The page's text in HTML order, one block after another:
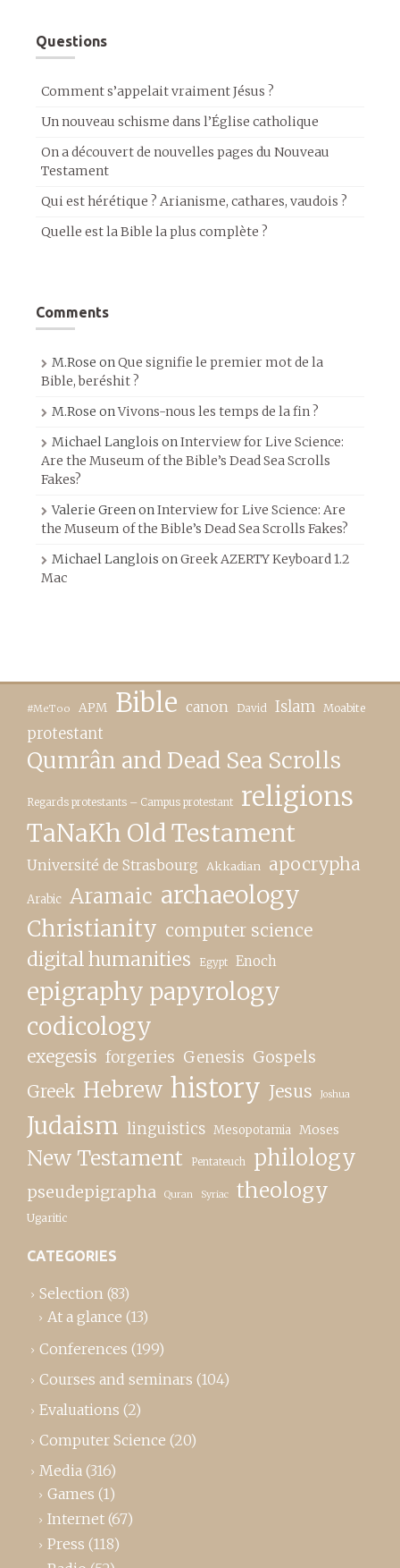
Questions
Comment s’appelait vraiment Jésus ?
Un nouveau schisme dans l’Église catholique
On a découvert de nouvelles pages du Nouveau
Testament
Qui est hérétique ? Arianisme, cathares, vaudois ?
Quelle est la Bible la plus complète ?
Comments
M.Rose onQue signifie le premier mot de la
Bible, beréshit ?
M.Rose onVivons-nous les temps de la fin ?
Michael Langlois onInterview for Live Science:
Are the Museum of the Bible’s Dead Sea Scrolls
Fakes?
Valerie GreenonInterview for Live Science: Are
the Museum of the Bible’s Dead Sea Scrolls Fakes?
Michael Langlois onGreek AZERTY Keyboard 1.2
Mac
#MeToo APM Bible canon David Islam Moabite
protestant
Qumrân and Dead Sea Scrolls
Regards protestants – Campus protestant religions
TaNaKh Old Testament
Université de Strasbourg Akkadian apocrypha
Arabic Aramaic archaeology
Christianity computer science
digital humanities Egypt Enoch
epigraphy papyrology
codicology
exegesis forgeries Genesis Gospels
Greek Hebrew history Jesus Joshua
Judaism linguistics Mesopotamia Moses
New Testament Pentateuch philology
pseudepigrapha Quran Syriac theology
Ugaritic
CATEGORIES
Selection (83)
At a glance (13)
Conferences (199)
Courses and seminars (104)
Evaluations (2)
Computer Science (20)
Media (316)
Games (1)
Internet (67)
Press (118)